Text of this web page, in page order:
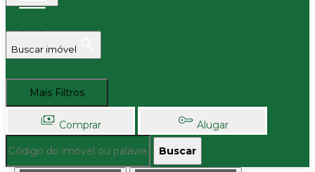
Buscar imóvel
Mais Filtros
Comprar Alugar
Buscar